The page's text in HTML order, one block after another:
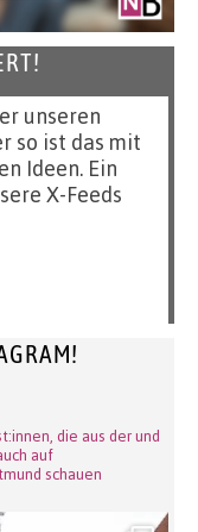
unseren
so ist das mit
Ideen. Ein
X-Feeds
die aus der und
auf
schauen